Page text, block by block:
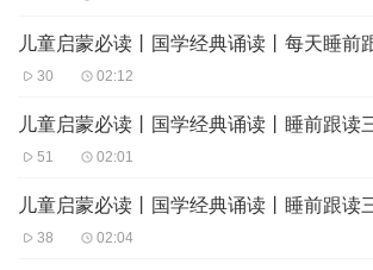
30 02:12
51 02:01
38 02:04